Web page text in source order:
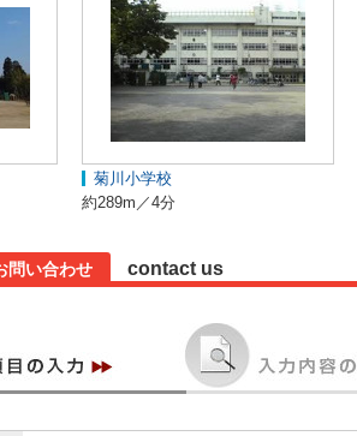
菊川小学校
約289m／4分
問い合わせ contact us